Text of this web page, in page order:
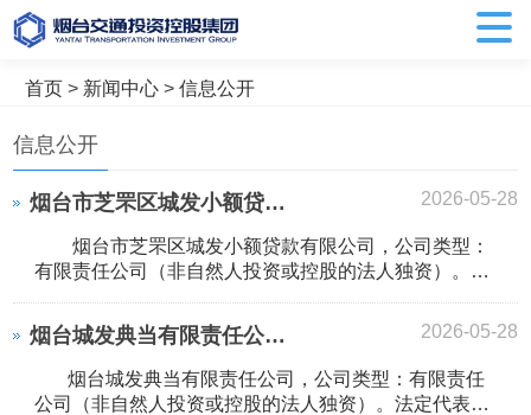
首页> 新闻中心> 信息公开
信息公开
2026-05-28
烟台市芝罘区城发小额贷款有限公司 工商注册登记信息
烟台市芝罘区城发小额贷款有限公司，公司类型：
有限责任公司（非自然人投资或控股的法人独资）。法
理各项小额贷款；开展小企业发展、管理、财务咨询业
务。（依法须经批准的项目，经相关部门批准后方可开
2026-05-28
烟台城发典当有限责任公司 工商注册登记信息
烟台城发典当有限责任公司，公司类型：有限责任
公司（非自然人投资或控股的法人独资）。法定代表